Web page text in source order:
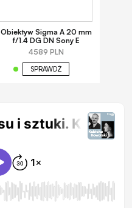
Obiektyw Sigma A 20 mm
f/1.4 DG DN Sony E
4589 PLN
SPRAWDŹ